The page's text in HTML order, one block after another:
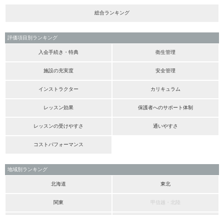
総合ランキング
評価項目別ランキング
入会手続き・特典 衛生管理
施設の充実度 安全管理
インストラクター カリキュラム
レッスン効果 保護者へのサポート体制
レッスンの受けやすさ 通いやすさ
コストパフォーマンス
地域別ランキング
北海道 東北
関東 甲信越・北陸